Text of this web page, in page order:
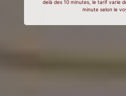
delà des 10 minutes, le tarif varie
minute selon le